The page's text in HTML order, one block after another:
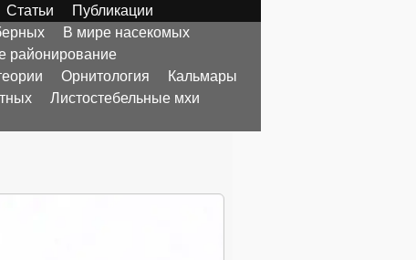
Статьи
Публикации
В мире насекомых
районирование
Орнитология
Кальмары
Листостебельные мхи